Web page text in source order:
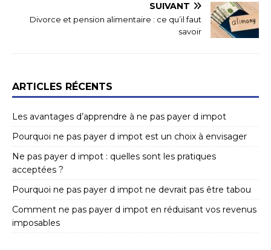
SUIVANT
Divorce et pension alimentaire : ce qu’il faut
savoir
ARTICLES RÉCENTS
Les avantages d’apprendre à ne pas payer d impot
Pourquoi ne pas payer d impot est un choix à envisager
Ne pas payer d impot : quelles sont les pratiques
acceptées ?
Pourquoi ne pas payer d impot ne devrait pas être tabou
Comment ne pas payer d impot en réduisant vos revenus
imposables